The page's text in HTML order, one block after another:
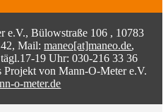
Bülowstraße 106 , 10783
42, Mail:maneo[at]maneo.de,
19 Uhr: 030-216 33 36
von Mann-O-Meter e.V.
o-meter.de